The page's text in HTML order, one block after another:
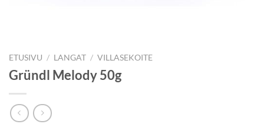
ETUSIVU / LANGAT / VILLASEKOITE
Gründl Melody 50g